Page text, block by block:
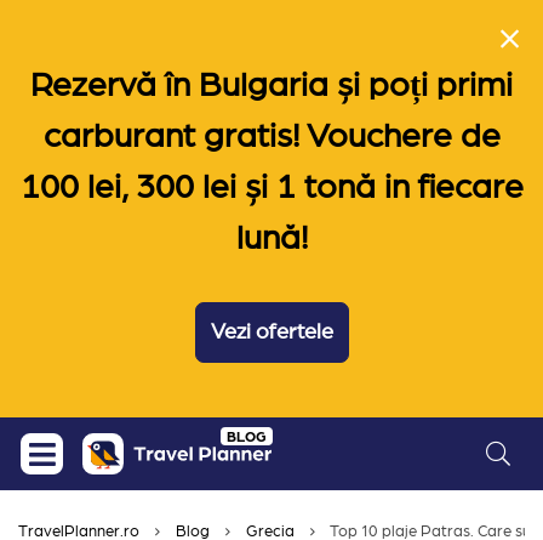
Rezervă în Bulgaria și poți primi
carburant gratis! Vouchere de
100 lei, 300 lei și 1 tonă in fiecare
lună!
Vezi ofertele
Skip
content
BLOG
TravelPlanner.ro Blog Grecia Top 10 plaje Patras. Care